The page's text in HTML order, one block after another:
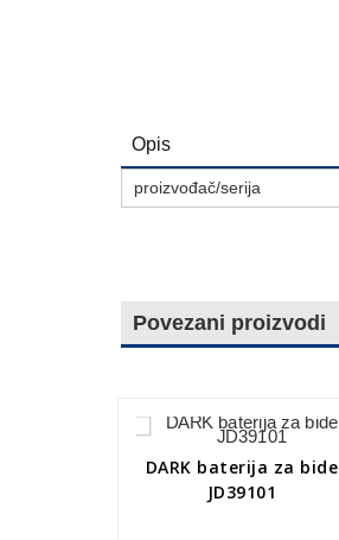
Opis
proizvođač/serija
Povezani proizvodi
DARK baterija za bide
JD39101